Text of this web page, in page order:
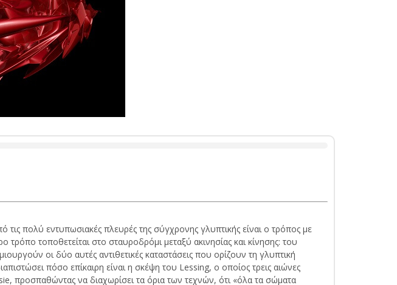
πολύ εντυπωσιακές πλευρές της σύγχρονης γλυπτικής είναι ο τρόπος με
τοποθετείται στο σταυροδρόμι μεταξύ ακινησίας και κίνησης: του
οι δύο αυτές αντιθετικές καταστάσεις που ορίζουν τη γλυπτική
πόσο επίκαιρη είναι η σκέψη του Lessing, ο οποίος τρεις αιώνες
προσπαθώντας να διαχωρίσει τα όρια των τεχνών, ότι «όλα τα σώματα